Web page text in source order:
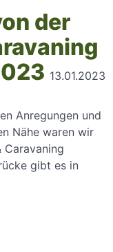
der
13.01.2023
Anregungen und
Nähe waren wir
Caravaning
gibt es in